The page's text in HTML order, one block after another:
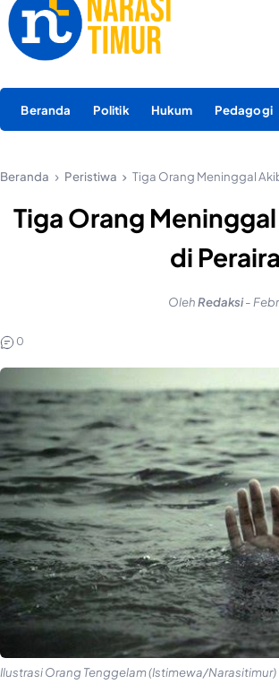
Beranda Politik Hukum Pedagogi
Beranda Peristiwa Tiga Orang Meninggal
Tiga Orang
di
OlehRedaksi -
0
Ilustrasi Orang Tenggelam (Istimewa/Narasitimur)